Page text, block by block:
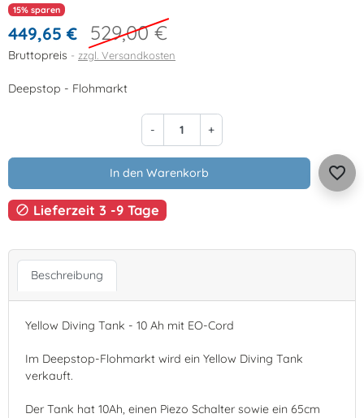
15% sparen
449,65 € 529,00 €
Bruttopreis zzgl. Versandkosten
Deepstop - Flohmarkt
- +
In den Warenkorb favorite_border
 Lieferzeit 3 -9 Tage
Beschreibung
Yellow Diving Tank - 10 Ah mit EO-Cord
Im Deepstop-Flohmarkt wird ein Yellow Diving Tank
verkauft.
Der Tank hat 10Ah, einen Piezo Schalter sowie ein 65cm